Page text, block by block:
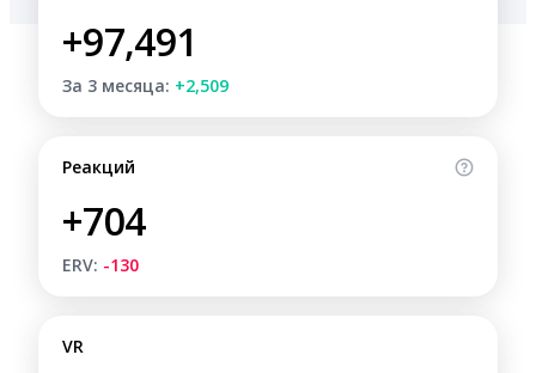
+97,491
За 3 месяца: +2,509
Реакций
+704
ERV: -130
VR